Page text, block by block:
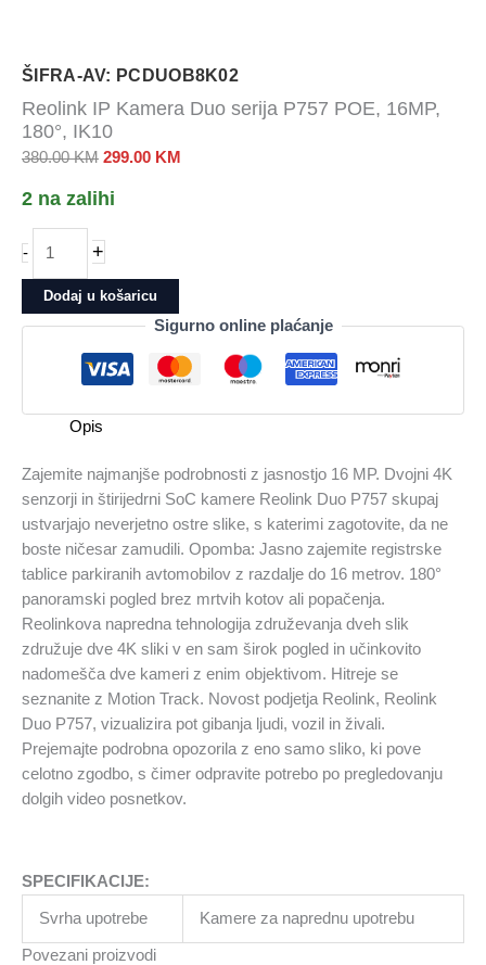
ŠIFRA-AV: PCDUOB8K02
Reolink IP Kamera Duo serija P757 POE, 16MP,
180°, IK10
380.00KM Izvorna
bila
380.00 KM.
299.00 KM
2 na zalihi
-
Kamera
Duo
16MP,
IK10
količina
+
Dodaj u košaricu
Sigurno online plaćanje
Opis
Zajemite najmanjše podrobnosti z jasnostjo 16 MP. Dvojni 4K
senzorji in štirijedrni SoC kamere Reolink Duo P757 skupaj
ustvarjajo neverjetno ostre slike, s katerimi zagotovite, da ne
boste ničesar zamudili. Opomba: Jasno zajemite registrske
tablice parkiranih avtomobilov z razdalje do 16 metrov. 180°
panoramski pogled brez mrtvih kotov ali popačenja.
Reolinkova napredna tehnologija združevanja dveh slik
združuje dve 4K sliki v en sam širok pogled in učinkovito
nadomešča dve kameri z enim objektivom. Hitreje se
seznanite z Motion Track. Novost podjetja Reolink, Reolink
Duo P757, vizualizira pot gibanja ljudi, vozil in živali.
Prejemajte podrobna opozorila z eno samo sliko, ki pove
celotno zgodbo, s čimer odpravite potrebo po pregledovanju
dolgih video posnetkov.
SPECIFIKACIJE:
Svrha upotrebe Kamere za naprednu upotrebu
Povezani proizvodi